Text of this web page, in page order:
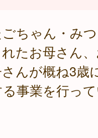
ちゃん・み
たお母さん
んが概ね3歳
事業を行っ